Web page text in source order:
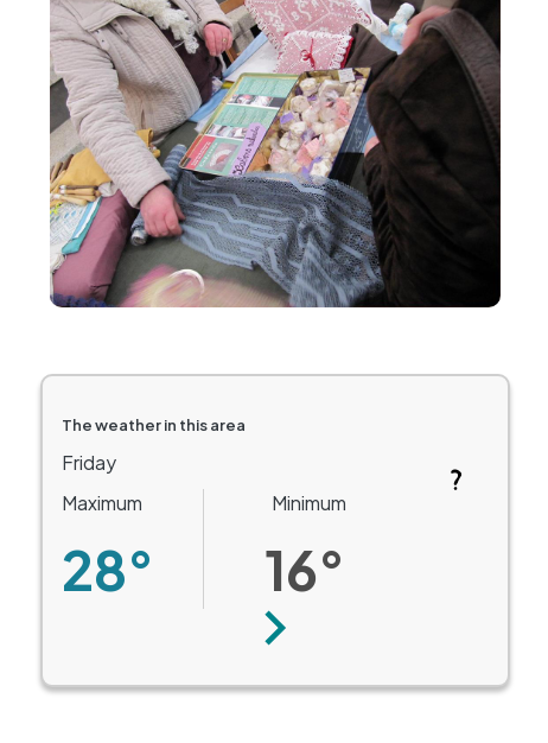
The weather in this area
Friday
Maximum
28°
Minimum
16°
Next